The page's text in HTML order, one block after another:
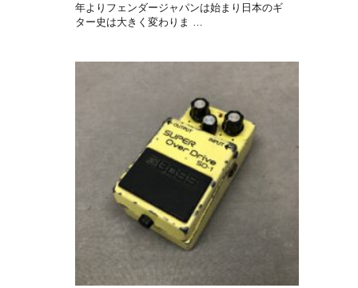
年よりフェンダージャパンは始まり日本のギ
ター史は大きく変わりま …